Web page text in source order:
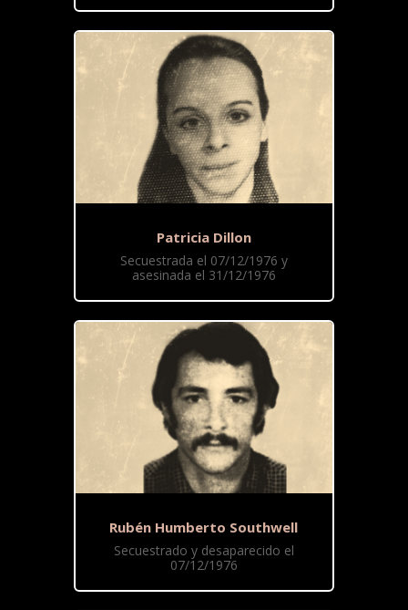
Patricia Dillon
Secuestrada el 07/12/1976 y
asesinada el 31/12/1976
Rubén Humberto Southwell
Secuestrado y desaparecido el
07/12/1976